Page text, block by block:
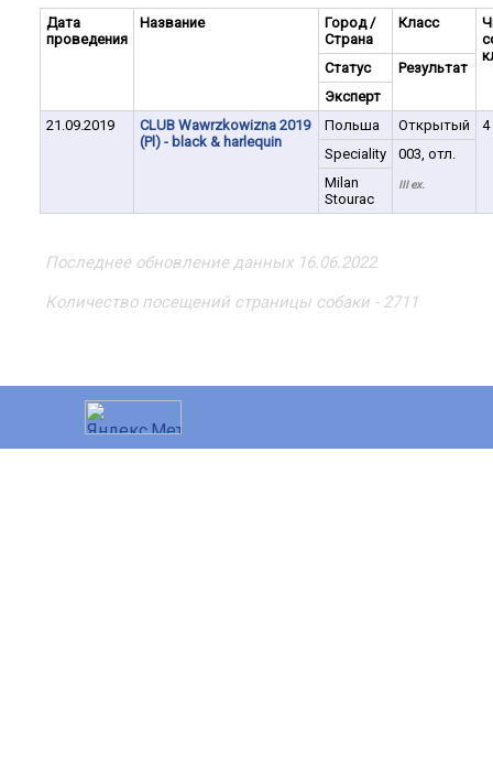
Дата
проведения
Название
Город /
Страна
Класс
Статус
Результат
Эксперт
21.09.2019
CLUB Wawrzkowizna 2019
(Pl) - black & harlequin
Польша Открытый
4
Speciality
003, отл.
III ex.
Milan
Stourac
Последнее обновление данных 16.06.2022
Количество посещений страницы собаки - 2711